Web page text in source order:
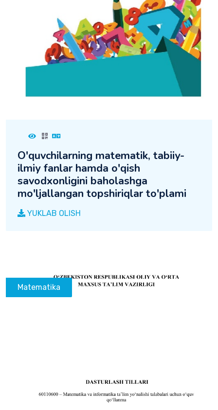
O'quvchilarning matematik, tabiiy-
ilmiy fanlar hamda o'qish
savodxonligini baholashga
mo'ljallangan topshiriqlar to'plami
YUKLAB OLISH
Matematika